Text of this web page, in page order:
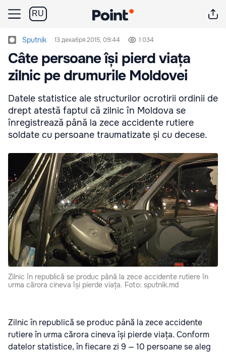
RU
Sputnik 13 декабря 2015, 09:44 1 034
Câte persoane își pierd viața
zilnic pe drumurile Moldovei
Datele statistice ale structurilor ocrotirii ordinii de
drept atestă faptul că zilnic în Moldova se
înregistrează până la zece accidente rutiere
soldate cu persoane traumatizate și cu decese.
Zilnic în republică se produc până la zece accidente rutiere în
urma cărora cineva își pierde viața. Foto: sputnik.md
Zilnic în republică se produc până la zece accidente
rutiere în urma cărora cineva își pierde viața. Conform
datelor statistice, în fiecare zi 9 — 10 persoane se aleg